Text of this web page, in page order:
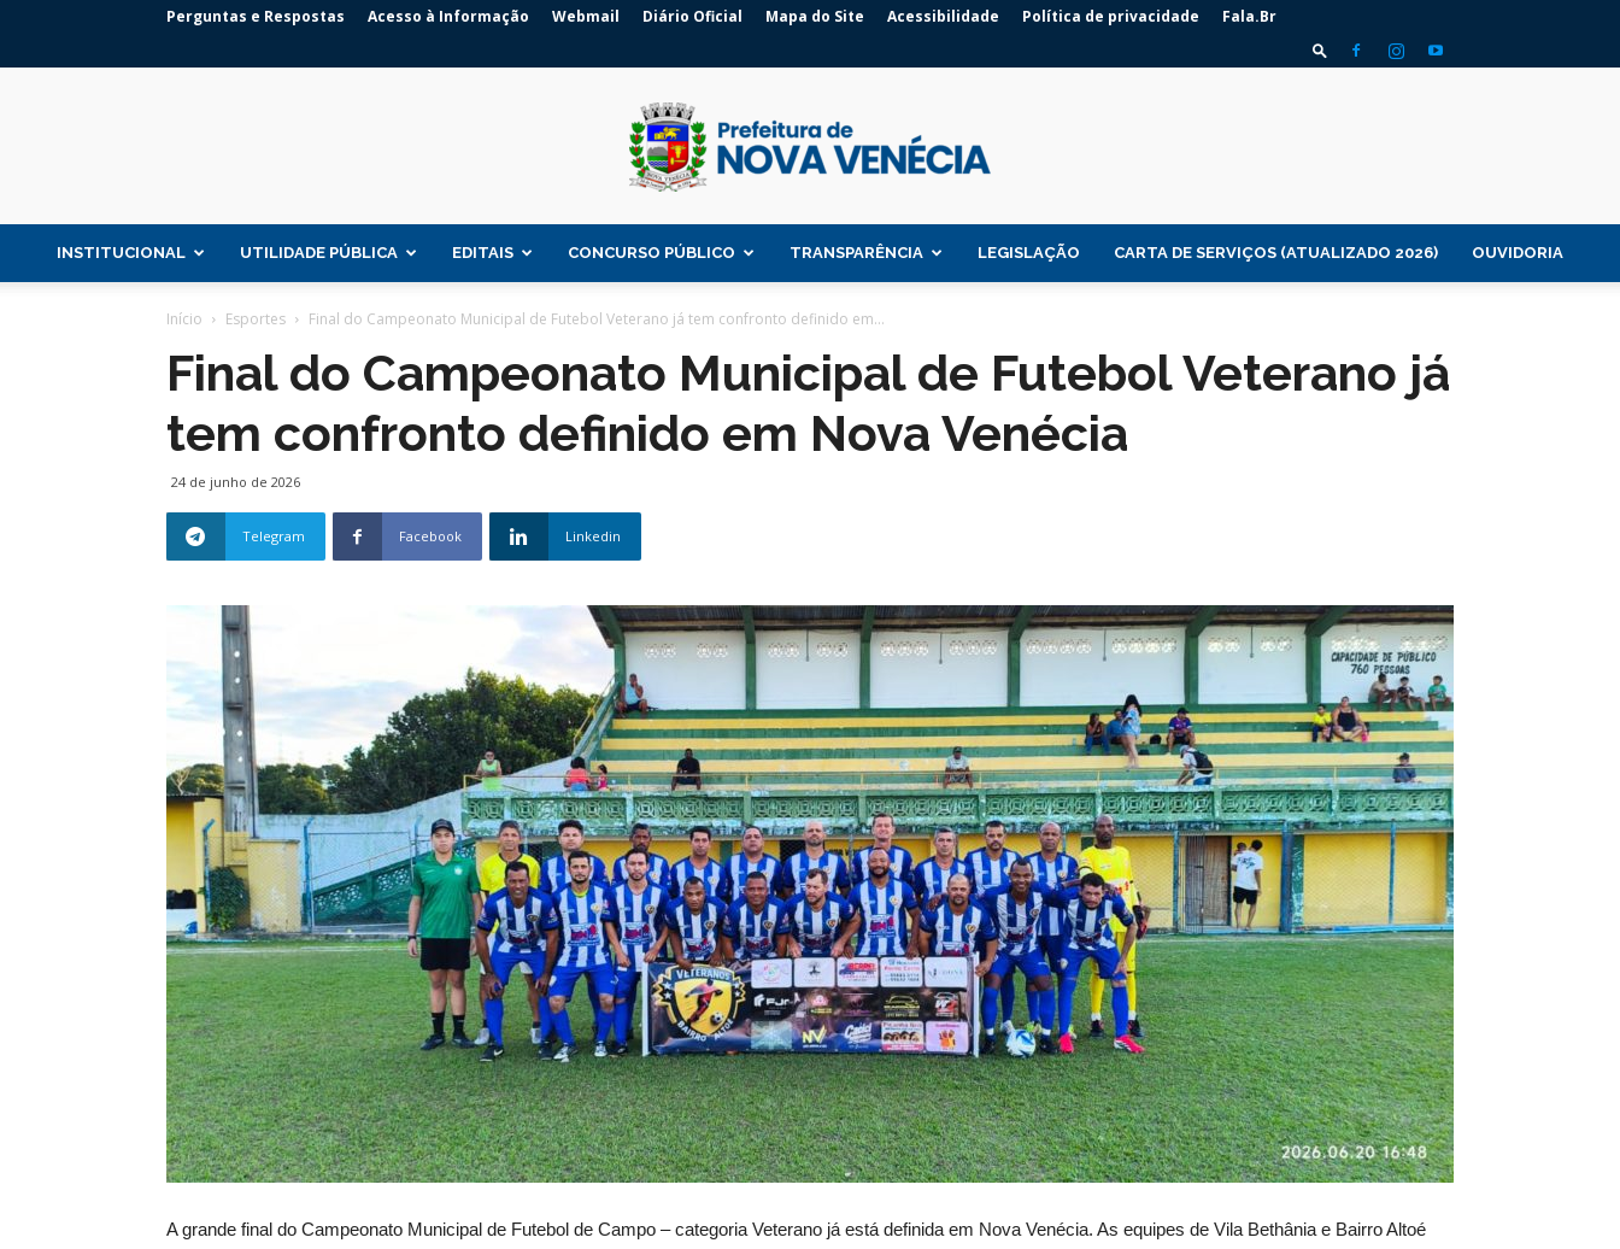
Perguntas e Respostas Acesso à Informação Webmail Diário Oficial Mapa do Site Acessibilidade Política de privacidade Fala.Br
de
Venécia
INSTITUCIONAL UTILIDADE PÚBLICA EDITAIS CONCURSO PÚBLICO TRANSPARÊNCIA LEGISLAÇÃO CARTA DE SERVIÇOS (ATUALIZADO 2026) OUVIDORIA
Início Esportes Final do Campeonato Municipal de Futebol Veterano já tem confronto definido em...
Final do Campeonato Municipal de Futebol Veterano já
tem confronto definido em Nova Venécia
24 de junho de 2026
Telegram Facebook Linkedin
A grande final do Campeonato Municipal de Futebol de Campo – categoria Veterano já está definida em Nova Venécia. As equipes de Vila Bethânia e Bairro Altoé